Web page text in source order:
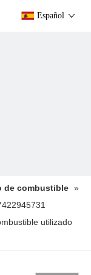
Español
de combustible »
utilizado